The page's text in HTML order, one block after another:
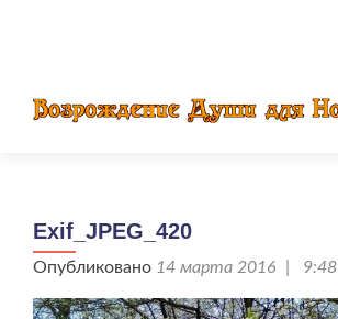
Exif_JPEG_420
Опубликовано 14 марта 2016 | 9:48